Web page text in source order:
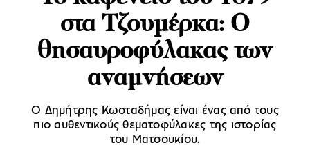
στα Τζουμέρκα: Ο
θησαυροφύλακας των
αναμνήσεων
Ο Δημήτρης Κωσταδήμας είναι ένας από τους
πιο αυθεντικούς θεματοφύλακες της ιστορίας
του Ματσουκίου.